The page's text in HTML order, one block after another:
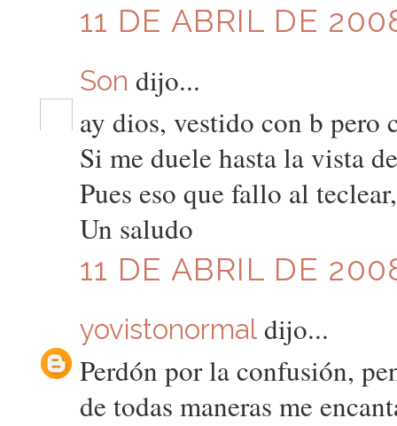
11 DE ABRIL DE
Son dijo...
ay dios, vestido con b
Si me duele hasta la vista
Pues eso que fallo al
Un saludo
11 DE ABRIL DE
yovistonormaldijo...
Perdón por la confusión,
de todas maneras me